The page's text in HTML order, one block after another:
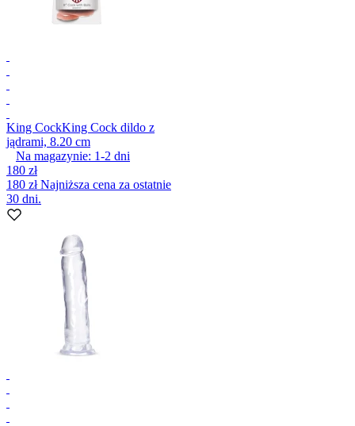
King CockKing Cock dildo z
jądrami, 8.20 cm
Na magazynie: 1-2 dni
180 zł
180 złNajniższa cena za ostatnie
30 dni.